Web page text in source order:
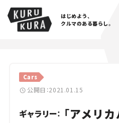
はじめよう、
クルマのある暮らし。
Cars
公開日：2021.01.15
ギャラリー： 「アメリ
Cars
Lifestyle